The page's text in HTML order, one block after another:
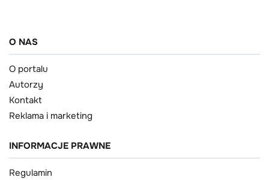
O NAS
O portalu
Autorzy
Kontakt
Reklama i marketing
INFORMACJE PRAWNE
Regulamin